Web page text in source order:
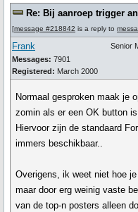
Re: Bij aanroep trigger
[message #218842 is a reply to
Frank
Messages: 7901
Registered: March 2000
Senior
Normaal gesproken maak je
zomin als er een OK button
Hiervoor zijn de standaard
immers beschikbaar..
Overigens, ik weet niet hoe
maar door erg weinig vaste
van de top-n posters alleen